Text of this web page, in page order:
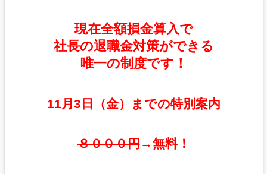
現在全額損金算入で
社長の退職金対策ができる
唯一の制度です！
11 月3日（金）までの特別案内
８０００円→無料！